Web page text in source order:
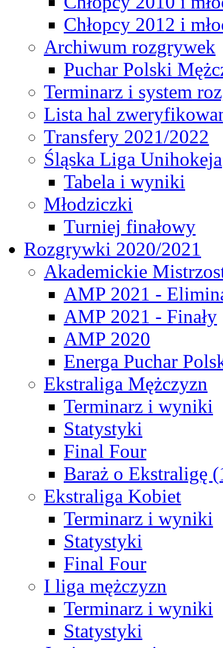
Chłopcy 2012 i
Archiwum rozgrywek
Puchar Polski
Terminarz i system
Lista hal
Transfery 2021/2022
Śląska Liga Unihokeja
Tabela i wyniki
Młodziczki
Turniej finałowy
Rozgrywki 2020/2021
Akademickie
AMP 2021 -
AMP 2021 - Finały
AMP 2020
Energa Puchar
Ekstraliga Mężczyzn
Terminarz i wyniki
Statystyki
Final Four
Baraż o Ekstraligę
Ekstraliga Kobiet
Terminarz i wyniki
Statystyki
Final Four
I liga mężczyzn
Terminarz i wyniki
Statystyki